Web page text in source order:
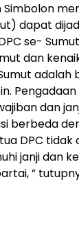
Simbolon
dapat
se-
dan
adalah
dan
berbeda
DPC tidak
janji dan
”